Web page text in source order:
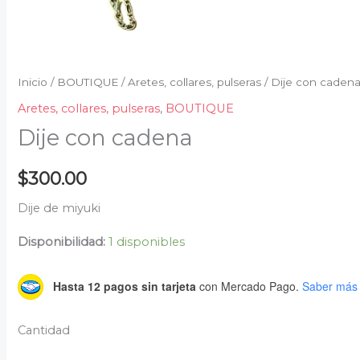
Inicio / BOUTIQUE /Aretes, collares, pulseras / Dije con
Aretes, collares, pulseras, BOUTIQUE
Dije con cadena
$300.00
Dije de miyuki
Disponibilidad: 1 disponibles
Hasta 12 pagos sin tarjeta con Mercado Pago. Saber más